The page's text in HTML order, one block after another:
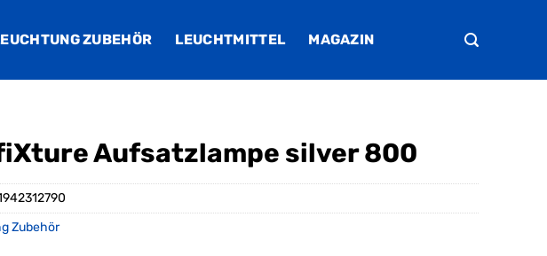
ZUBEHÖR LEUCHTMITTEL MAGAZIN
Aufsatzlampe silver 800
Zubehör